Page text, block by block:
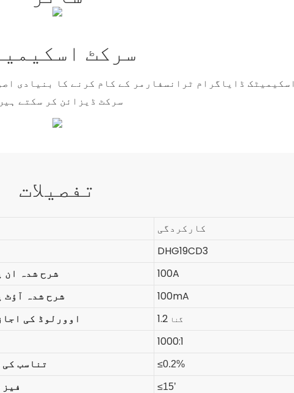
سرکٹ
ڈایاگرام ٹرانسفارمر کے کام کرنے کا بنیادی
سرکٹ ڈیزائن کر سکتے
تفصیلات
کارکردگی
DHG19CD3
شرح شدہ ان
100A
شرح شدہ آؤٹ
100mA
اوورلوڈ کی 1.2 گنا
1000:1
تناسب کی ≤0.2%
فیز ≤15’